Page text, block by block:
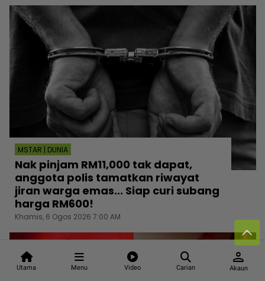
Utama Menu Video Carian
person
Akaun
MSTAR | DUNIA
Nak pinjam RM11,000 tak dapat,
anggota polis tamatkan riwayat
jiran warga emas... Siap curi subang
harga RM600!
Khamis, 6 Ogos 2026 7:00 AM